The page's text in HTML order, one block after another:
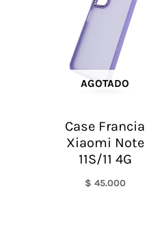
AGOTADO
Case Francia
Xiaomi Note
11S/11 4G
$ 45.000